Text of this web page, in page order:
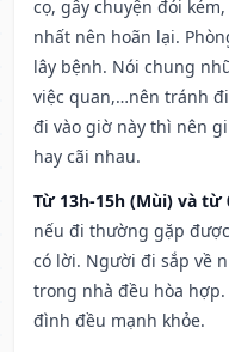
cọ, gây chuyện đói
nhất nên hoãn lại.
lây bệnh. Nói chung
việc quan,…nên tránh
đi vào giờ này thì nên
hay cãi nhau.
Từ 13h-15h (Mùi) và từ
nếu đi thường gặp
có lời. Người đi sắp về
trong nhà đều hòa
đình đều mạnh khỏe.